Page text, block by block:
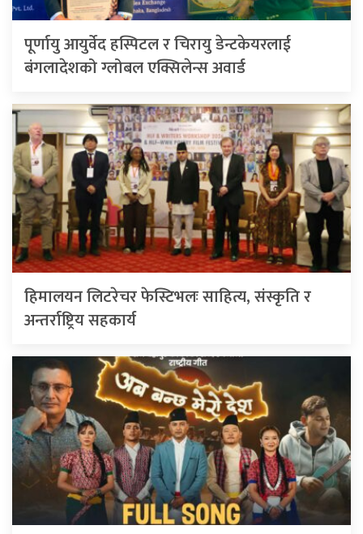
पूर्णायु आयुर्वेद हस्पिटल र चिरायु डेन्टकेयरलाई
बंगलादेशको ग्लोबल एक्सिलेन्स अवार्ड
हिमालयन लिटरेचर फेस्टिभलः साहित्य, संस्कृति र
अन्तर्राष्ट्रिय सहकार्य